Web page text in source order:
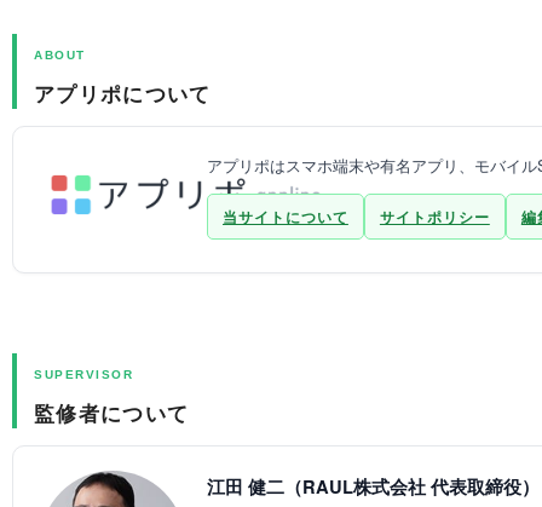
ABOUT
アプリポについて
アプリポはスマホ端末や有名アプリ、モバイ
当サイトについて サイトポリシー 編
SUPERVISOR
監修者について
江田 健二（RAUL株式会社 代表取締役）